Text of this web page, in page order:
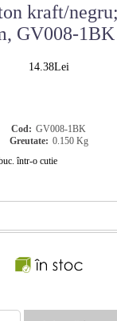
kraft/
GV008-1BK
14.38Lei
Cod: GV008-1BK
Greutate: 0.150 Kg
într-o cutie